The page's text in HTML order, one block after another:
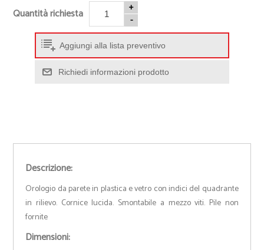
Quantità richiesta
+
-
Aggiungi alla lista preventivo
Richiedi informazioni prodotto
Descrizione:
Orologio da parete in plastica e vetro con indici del quadrante
in rilievo. Cornice lucida. Smontabile a mezzo viti. Pile non
fornite
Dimensioni: